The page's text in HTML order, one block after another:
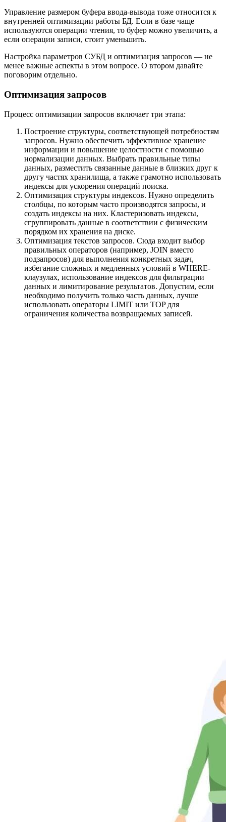
Управление размером буфера ввода-вывода тоже относится к
внутренней оптимизации работы БД. Если в базе чаще
используются операции чтения, то буфер можно увеличить, а
если операции записи, стоит уменьшить.
Настройка параметров СУБД и оптимизация запросов — не
менее важные аспекты в этом вопросе. О втором давайте
поговорим отдельно.
Оптимизация запросов
Процесс оптимизации запросов включает три этапа:
Построение структуры, соответствующей потребностям
запросов. Нужно обеспечить эффективное хранение
информации и повышение целостности с помощью
нормализации данных. Выбрать правильные типы
данных, разместить связанные данные в близких друг к
другу частях хранилища, а также грамотно использовать
индексы для ускорения операций поиска.
Оптимизация структуры индексов. Нужно определить
столбцы, по которым часто производятся запросы, и
создать индексы на них. Кластеризовать индексы,
сгруппировать данные в соответствии с физическим
порядком их хранения на диске.
Оптимизация текстов запросов. Сюда входит выбор
правильных операторов (например, JOIN вместо
подзапросов) для выполнения конкретных задач,
избегание сложных и медленных условий в WHERE-
клаузулах, использование индексов для фильтрации
данных и лимитирование результатов. Допустим, если
необходимо получить только часть данных, лучше
использовать операторы LIMIT или TOP для
ограничения количества возвращаемых записей.